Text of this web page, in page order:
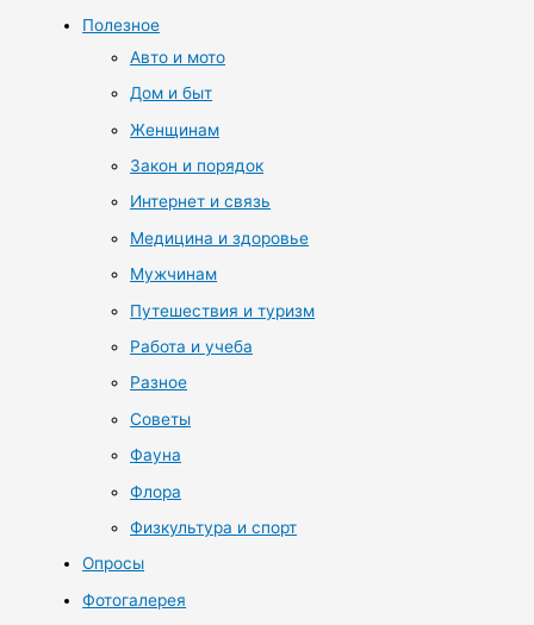
Полезное
Авто и мото
Дом и быт
Женщинам
Закон и порядок
Интернет и связь
Медицина и здоровье
Мужчинам
Путешествия и туризм
Работа и учеба
Разное
Советы
Фауна
Флора
Физкультура и спорт
Опросы
Фотогалерея